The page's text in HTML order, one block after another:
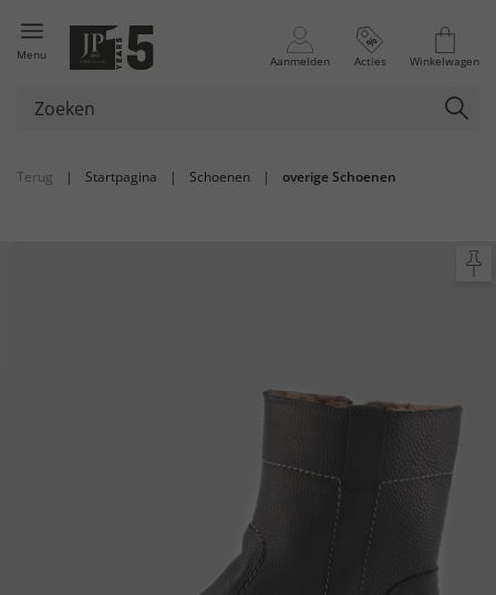
Menu Aanmelden Acties Winkelwagen
Terug | Startpagina | Schoenen | overige Schoenen